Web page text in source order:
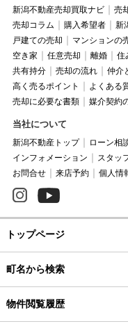
新潟不動産売却買取ナビ 売
売却コラム
購入希望者 新
戸建ての売却
マンションの
空き家
任意売却 離婚 住
共有持分
売却の流れ 仲介
高く売るポイント
よくある
売却に必要な書類
媒介契約
当社について
新潟不動産トップ ローン相
インフォメーション
スタッ
お問合せ
来店予約 個人情
トップページ
町名から検索
物件閲覧履歴